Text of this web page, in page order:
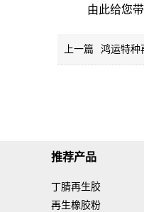
由此给您
上一篇 鸿运特种
推荐产品
丁腈再生胶
再生橡胶粉